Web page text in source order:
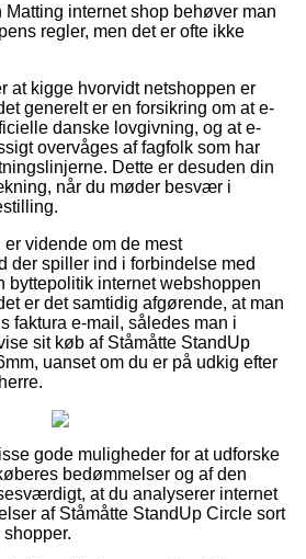
Matting internet shop behøver man
regler, men det er ofte ikke
at kigge hvorvidt netshoppen er
generelt er en forsikring om at e-
danske lovgivning, og at e-
overvåges af fagfolk som har
Dette er desuden din
når du møder besvær i
er vidende om de mest
der spiller ind i forbindelse med
byttepolitik internet webshoppen
er det samtidig afgørende, at man
faktura e-mail, således man i
sit køb af Ståmåtte StandUp
uanset om du er på udkig efter
gode muligheder for at udforske
bedømmelser og af den
at du analyserer internet
af Ståmåtte StandUp Circle sort